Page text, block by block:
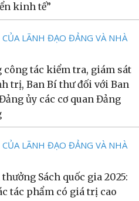
kinh tế”
LÃNH ĐẠO ĐẢNG VÀ NHÀ
công tác kiểm tra, giám sát
trị, Ban Bí thư đối với Ban
ủy các cơ quan Đảng
LÃNH ĐẠO ĐẢNG VÀ NHÀ
Sách quốc gia 2025:
tác phẩm có giá trị cao